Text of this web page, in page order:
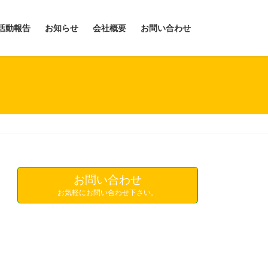
動報告 お知らせ 会社概要 お問い合わせ
お問い合わせ
お気軽にお問い合わせ下さい。